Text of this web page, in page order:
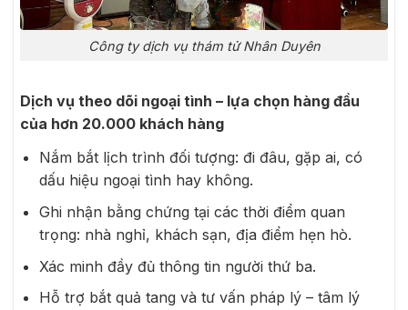
Công ty dịch vụ thám tử Nhân Duyên
Dịch vụ theo dõi ngoại tình – lựa chọn hàng đầu
của hơn 20.000 khách hàng
Nắm bắt lịch trình đối tượng: đi đâu, gặp ai, có
dấu hiệu ngoại tình hay không.
Ghi nhận bằng chứng tại các thời điểm quan
trọng: nhà nghỉ, khách sạn, địa điểm hẹn hò.
Xác minh đầy đủ thông tin người thứ ba.
Hỗ trợ bắt quả tang và tư vấn pháp lý – tâm lý